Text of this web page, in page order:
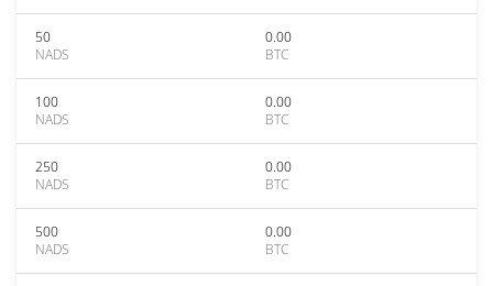
50
NADS
0.00
BTC
100
NADS
0.00
BTC
250
NADS
0.00
BTC
500
NADS
0.00
BTC